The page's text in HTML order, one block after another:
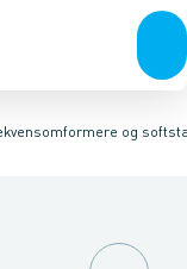
Forgreningsmateriel
og
og softstartere
Soft Starter